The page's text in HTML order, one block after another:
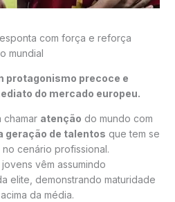
com força e reforça
mundial
protagonismo precoce e
do mercado europeu.
chamar atenção do mundo com
geração de talentos que tem se
cenário profissional.
vêm assumindo
elite, demonstrando maturidade
da média.